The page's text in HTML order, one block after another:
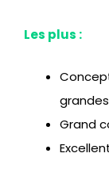
Les plus :
Grand